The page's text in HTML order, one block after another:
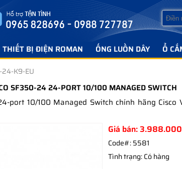
THIẾT BỊ ĐIỆN ROMAN ỐNG LUỒN DÂY Ổ
24-K9-EU
SF350-24 24-PORT 10/100 MANAGED SWITCH
port 10/100 Managed Switch chính hãng Cisco
Giá bán:3.988.000
Code#:5581
Tình trạng:Có hàng